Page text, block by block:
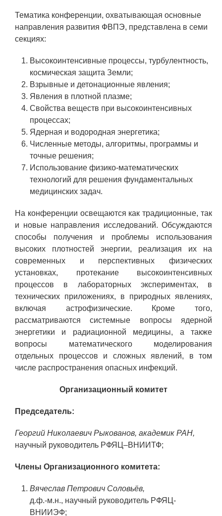
Новости отрасли
Книги
ПОСТАВЩИКАМ
Новости
Закупки
Документы
Контроль и арбитраж
Обучение
Контакты
ПОСЕЩЕНИЕ ЗАТО
ВЫСТАВКИ
ОБРАЗОВАНИЕ/КАРЬЕРА
Будущим сотрудникам
СФТИ НИЯУ МИФИ
Спецкафедра УРФУ
Оформление анкетного материала РФЯЦ
- ВНИИТФ
Профессиональное обучение
Практика для студентов
Тематика конференции, охватывающая основные
направления развития ФВПЭ, представлена в семи
секциях:
Высокоинтенсивные процессы, турбулентность,
космическая защита Земли;
Взрывные и детонационные явления;
Явления в плотной плазме;
Свойства веществ при высокоинтенсивных
процессах;
Ядерная и водородная энергетика;
Численные методы, алгоритмы, программы и
точные решения;
Использование физико-математических
технологий для решения фундаментальных
медицинских задач.
На конференции освещаются как традиционные, так
и новые направления исследований. Обсуждаются
способы получения и проблемы использования
высоких плотностей энергии, реализация их на
современных и перспективных физических
установках, протекание высокоинтенсивных
процессов в лабораторных экспериментах, в
технических приложениях, в природных явлениях,
включая астрофизические. Кроме того,
рассматриваются системные вопросы ядерной
энергетики и радиационной медицины, а также
вопросы математического моделирования
отдельных процессов и сложных явлений, в том
числе распространения опасных инфекций.
Организационный комитет
Председатель:
Георгий Николаевич Рыкованов, академик РАН,
научный руководитель РФЯЦ–ВНИИТФ;
Члены Организационного комитета:
Вячеслав Петрович Соловьёв,
д.ф.-м.н., научный руководитель РФЯЦ-
ВНИИЭФ;